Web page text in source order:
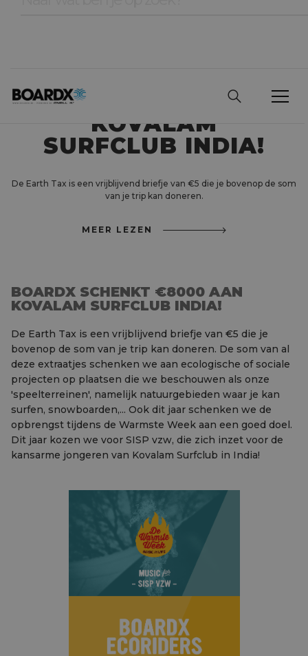
€8000 AAN
KOVALAM
SURFCLUB INDIA!
De Earth Tax is een vrijblijvend briefje van €5 die je bovenop de som
van je trip kan doneren.
MEER LEZEN
BOARDX SCHENKT €8000 AAN
KOVALAM SURFCLUB INDIA!
De Earth Tax is een vrijblijvend briefje van €5 die je
bovenop de som van je trip kan doneren. De som van al
deze extraatjes schenken we aan ecologische of sociale
projecten op plaatsen die we beschouwen als onze
'speelterreinen', namelijk natuurgebieden waar je kan
surfen, snowboarden,... Ook dit jaar schenken we de
opbrengst tijdens de Warmste Week aan een goed doel.
Dit jaar kozen we voor SISP vzw, die zich inzet voor de
kansarme jongeren van Kovalam Surfclub in India!